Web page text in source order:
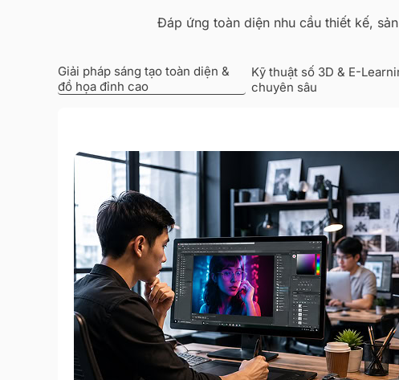
Đáp ứng toàn diện nhu cầu thiết kế,
Giải pháp sáng tạo toàn diện &
đồ họa đỉnh cao
Kỹ thuật số 3D & E-
chuyên sâu